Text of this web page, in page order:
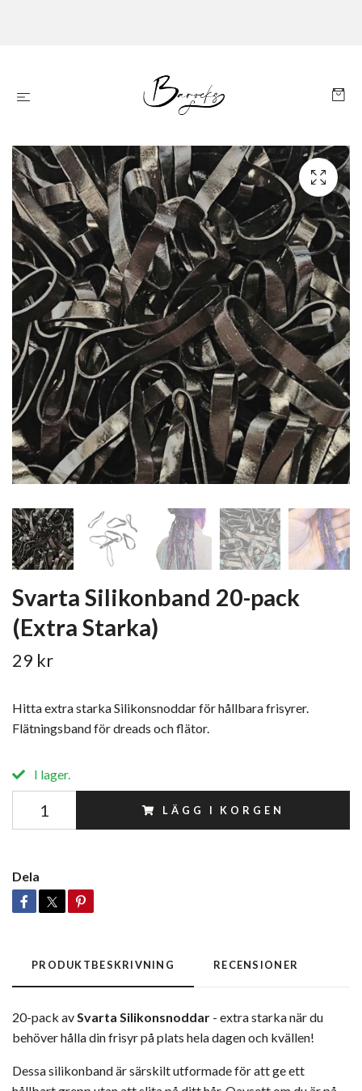
Svarta Silikonband 20-pack
(Extra Starka)
29 kr
Hitta extra starka Silikonsnoddar för hållbara frisyrer.
Flätningsband för dreads och flätor.
I lager.
LÄGG I KORGEN
Dela
PRODUKTBESKRIVNING RECENSIONER
20-pack av Svarta Silikonsnoddar - extra starka när du
behöver hålla din frisyr på plats hela dagen och kvällen!
Dessa silikonband är särskilt utformade för att ge ett